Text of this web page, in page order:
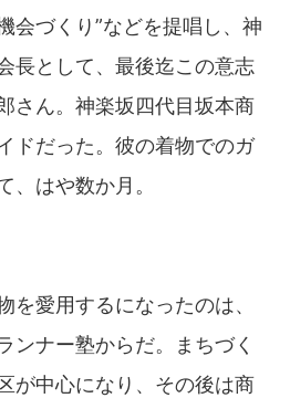
会づくり”などを提唱し、神
長として、最後迄この意志
さん。神楽坂四代目坂本商
ドだった。彼の着物でのガ
、はや数か月。
を愛用するになったのは、
ンナー塾からだ。まちづく
が中心になり、その後は商